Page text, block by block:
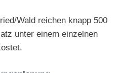
Wald reichen knapp 500
unter einem einzelnen